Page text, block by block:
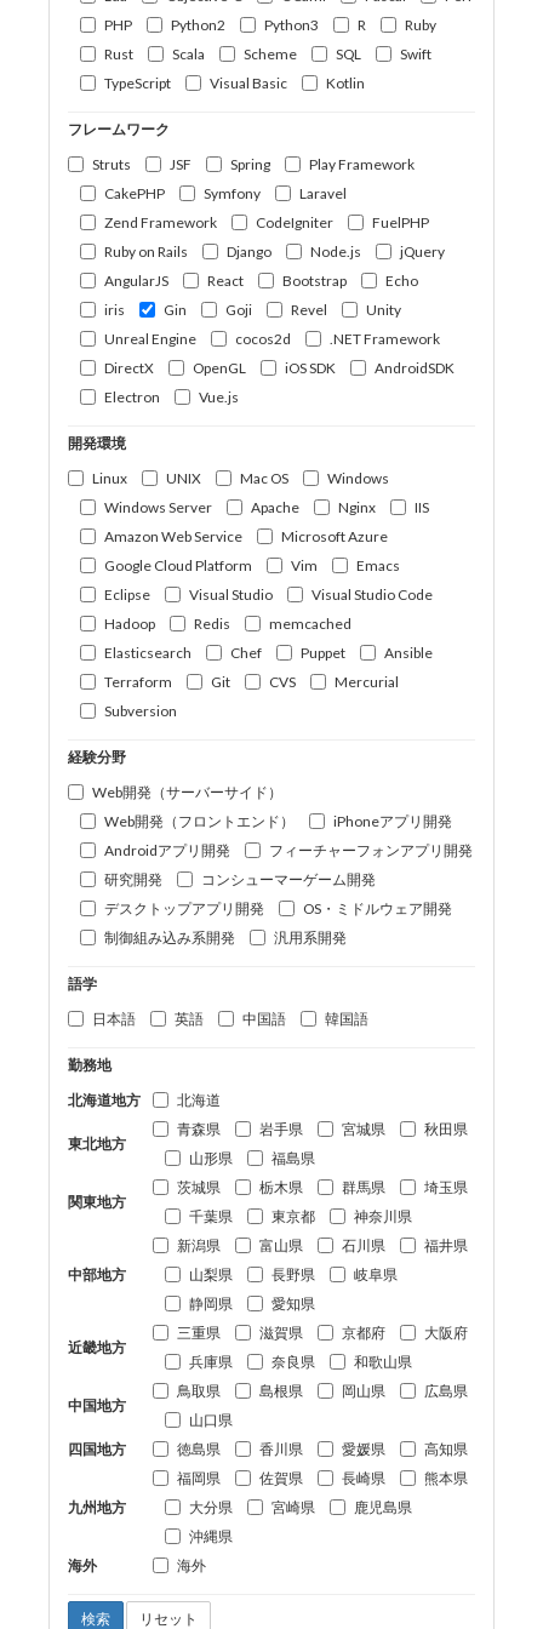
PHP
Python2 Python3 R
Ruby
Rust
Scala Scheme SQL
Swift
TypeScript
Visual Basic Kotlin
フレームワーク
Struts
JSF Spring
Play Framework
CakePHP
Symfony
Laravel
Zend Framework
CodeIgniter
FuelPHP
Ruby on Rails
Django Node.js
jQuery
AngularJS
React Bootstrap
Echo
iris
Gin Goji Revel
Unity
Unreal Engine
cocos2d
.NET Framework
DirectX
OpenGL iOS SDK
AndroidSDK
Electron
Vue.js
開発環境
Linux
UNIX Mac OS
Windows
Windows Server
Apache Nginx
IIS
Amazon Web Service
Microsoft Azure
Google Cloud Platform
Vim
Emacs
Eclipse
Visual Studio
Visual Studio Code
Hadoop
Redis
memcached
Elasticsearch
Chef Puppet
Ansible
Terraform
Git CVS
Mercurial
Subversion
経験分野
Web開発（サーバーサイド）
Web開発（フロントエンド）
iPhoneアプリ開発
Androidアプリ開発
フィーチャーフォンアプリ開発
研究開発
コンシューマーゲーム開発
デスクトップアプリ開発
OS・ミドルウェア開発
制御組み込み系開発
汎用系開発
語学
日本語
英語 中国語 韓国語
勤務地
北海道地方
北海道
東北地方
青森県 岩手県 宮城県
秋田県
山形県
福島県
関東地方
茨城県 栃木県 群馬県
埼玉県
千葉県
東京都 神奈川県
中部地方
新潟県 富山県 石川県
福井県
山梨県
長野県
岐阜県
静岡県
愛知県
近畿地方
三重県 滋賀県 京都府
大阪府
兵庫県
奈良県 和歌山県
中国地方
鳥取県 島根県 岡山県
広島県
山口県
四国地方
徳島県 香川県 愛媛県 高知県
九州地方
福岡県 佐賀県 長崎県
熊本県
大分県
宮崎県
鹿児島県
沖縄県
海外
海外
検索 リセット